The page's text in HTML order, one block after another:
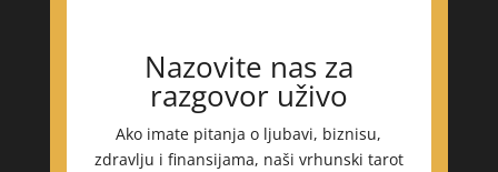
Nazovite nas za
razgovor uživo
Ako imate pitanja o ljubavi, biznisu,
zdravlju i finansijama, naši vrhunski tarot